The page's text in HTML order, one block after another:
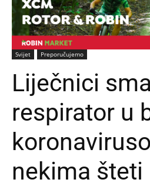
Svijet Preporučujemo
Liječnici
respirator u
nekima šteti